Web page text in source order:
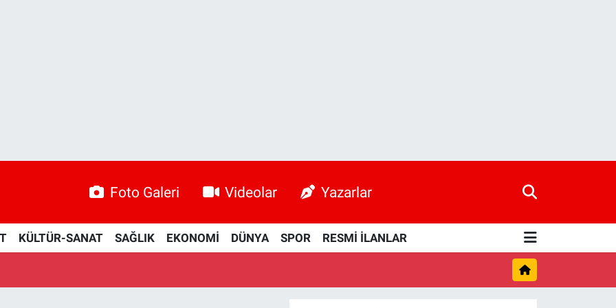
Foto Galeri Videolar Yazarlar
KÜLTÜR-SANAT SAĞLIK EKONOMİ DÜNYA SPOR RESMİ İLANLAR